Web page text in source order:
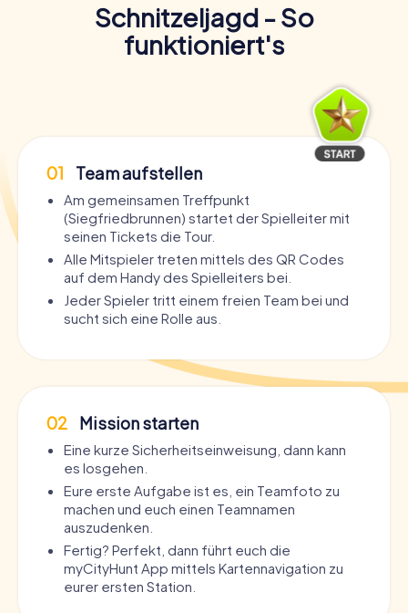
Schnitzeljagd - So
funktioniert's
01 Team aufstellen
Am gemeinsamen Treffpunkt
(Siegfriedbrunnen) startet der Spielleiter mit
seinen Tickets die Tour.
Alle Mitspieler treten mittels des QR Codes
auf dem Handy des Spielleiters bei.
Jeder Spieler tritt einem freien Team bei und
sucht sich eine Rolle aus.
02 Mission starten
Eine kurze Sicherheitseinweisung, dann kann
es losgehen.
Eure erste Aufgabe ist es, ein Teamfoto zu
machen und euch einen Teamnamen
auszudenken.
Fertig? Perfekt, dann führt euch die
myCityHunt App mittels Kartennavigation zu
eurer ersten Station.